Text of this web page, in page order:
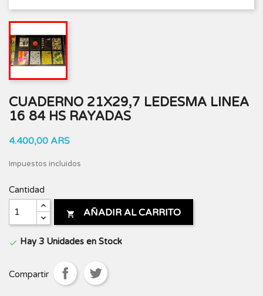
CUADERNO 21X29,7 LEDESMA LINEA
16 84 HS RAYADAS
4.400,00 ARS
Impuestos incluidos
Cantidad
 AÑADIR AL CARRITO
 Hay 3 Unidades en Stock
Compartir